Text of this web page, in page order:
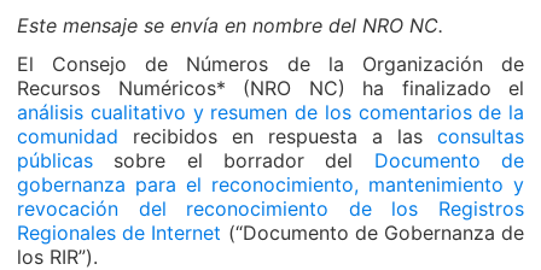
Este mensaje se envía en nombre del NRO NC.
El Consejo de Números de la Organización de
Recursos Numéricos* (NRO NC) ha finalizado el
análisis cualitativo y resumen de los comentarios de la
comunidad recibidos en respuesta a las consultas
públicas sobre el borrador del Documento de
gobernanza para el reconocimiento, mantenimiento y
revocación del reconocimiento de los Registros
Regionales de Internet (“Documento de Gobernanza de
los RIR”).